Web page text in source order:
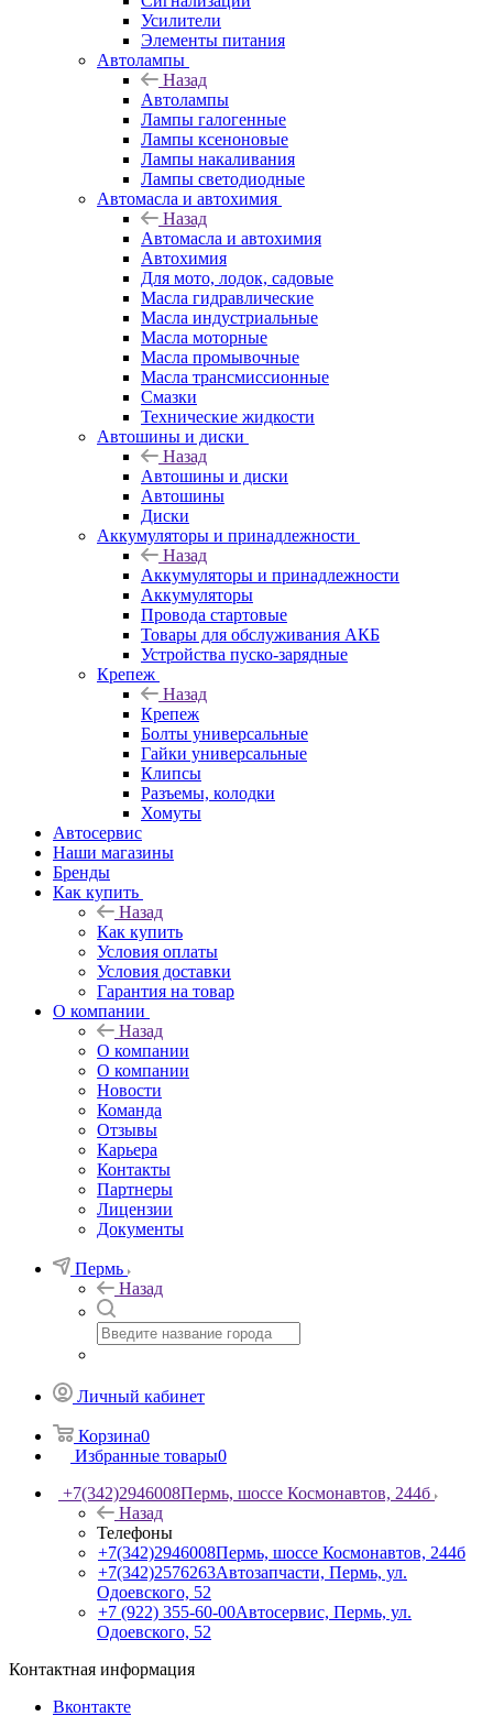
Усилители
Элементы питания
Автолампы
Назад
Автолампы
Лампы галогенные
Лампы ксеноновые
Лампы накаливания
Лампы светодиодные
Автомасла и автохимия
Назад
Автомасла и автохимия
Автохимия
Для мото, лодок, садовые
Масла гидравлические
Масла индустриальные
Масла моторные
Масла промывочные
Масла трансмиссионные
Смазки
Технические жидкости
Автошины и диски
Назад
Автошины и диски
Автошины
Диски
Аккумуляторы и принадлежности
Назад
Аккумуляторы и принадлежности
Аккумуляторы
Провода стартовые
Товары для обслуживания АКБ
Устройства пуско-зарядные
Крепеж
Назад
Крепеж
Болты универсальные
Гайки универсальные
Клипсы
Разъемы, колодки
Хомуты
Автосервис
Наши магазины
Бренды
Как купить
Назад
Как купить
Условия оплаты
Условия доставки
Гарантия на товар
О компании
Назад
О компании
О компании
Новости
Команда
Отзывы
Карьера
Контакты
Партнеры
Лицензии
Документы
Пермь
Назад
Личный кабинет
Корзина0
Избранные товары0
+7(342)2946008Пермь, шоссе Космонавтов, 244б
Назад
Телефоны
+7(342)2946008Пермь, шоссе Космонавтов, 244б
+7(342)2576263Автозапчасти, Пермь, ул.
Одоевского, 52
+7 (922) 355-60-00Автосервис, Пермь, ул.
Одоевского, 52
Контактная информация
Вконтакте